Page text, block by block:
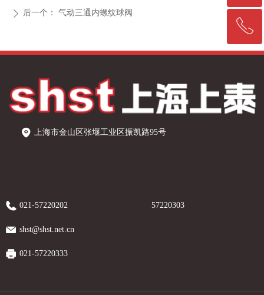
ꄲ 后一个： 气动三通内螺纹球阀
021-57220202
shst@shst.net.cn
021-57220333
57220303
上海市金山区张堰工业区振凯路95号
回到顶部
ꂅ